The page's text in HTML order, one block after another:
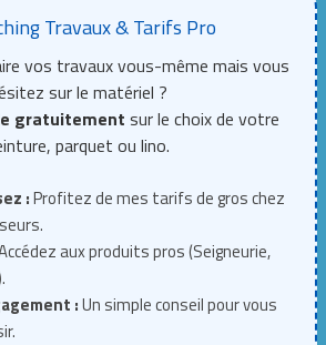
Travaux & Tarifs Pro
vos travaux vous-même mais vous
sur le matériel ?
gratuitement sur le choix de votre
parquet ou lino.
:Profitez de mes tarifs de gros chez
aux produits pros (Seigneurie,
:Un simple conseil pour vous